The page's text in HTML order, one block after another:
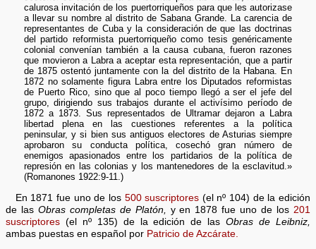
calurosa invitación de los puertorriqueños para que les autorizase
a llevar su nombre al distrito de Sabana Grande. La carencia de
representantes de Cuba y la consideración de que las doctrinas
del partido reformista puertorriqueño como tesis genéricamente
colonial convenían también a la causa cubana, fueron razones
que movieron a Labra a aceptar esta representación, que a partir
de 1875 ostentó juntamente con la del distrito de la Habana. En
1872 no solamente figura Labra entre los Diputados reformistas
de Puerto Rico, sino que al poco tiempo llegó a ser el jefe del
grupo, dirigiendo sus trabajos durante el activísimo período de
1872 a 1873. Sus representados de Ultramar dejaron a Labra
libertad plena en las cuestiones referentes a la política
peninsular, y si bien sus antiguos electores de Asturias siempre
aprobaron su conducta política, cosechó gran número de
enemigos apasionados entre los partidarios de la política de
represión en las colonias y los mantenedores de la esclavitud.»
(Romanones 1922:9-11.)
En 1871 fue uno de los 500 suscriptores (el nº 104) de la edición
de las Obras completas de Platón, y en 1878 fue uno de los 201
suscriptores (el nº 135) de la edición de lasObras de Leibniz,
ambas puestas en español por Patricio de Azcárate.